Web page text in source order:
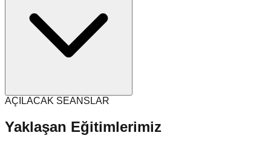
AÇILACAK SEANSLAR
Yaklaşan Eğitimlerimiz